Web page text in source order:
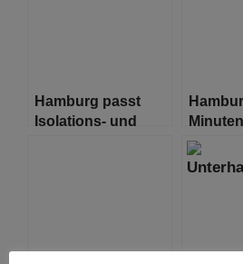
Hamburg passt
Isolations- und
Quarantäneregelungen
zum